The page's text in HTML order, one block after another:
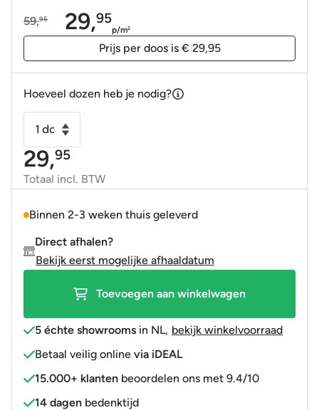
59,95
Oorspronkelijke
29,95
Huidige
p/m2
Prijs per doos is € 29,95
Hoeveel dozen heb je nodig?
KitKat
Arrow
wit
glans
1,5x10
aantal
29,95
Totaal incl. BTW
Binnen 2-3 weken thuis geleverd
Direct afhalen?
Bekijk eerst mogelijke afhaaldatum
Toevoegen aan winkelwagen
5 échte showrooms in NL, bekijk winkelvoorraad
Betaal veilig online via iDEAL
15.000+ klanten beoordelen ons met 9.4/10
14 dagen bedenktijd